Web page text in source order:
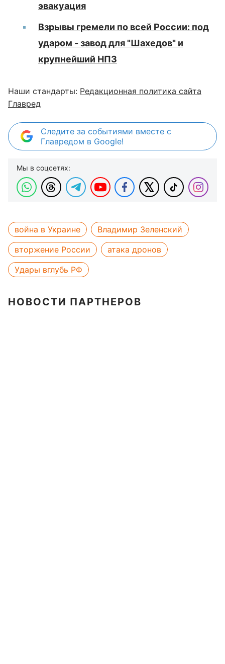
эвакуация
Взрывы гремели по всей России: под
ударом - завод для "Шахедов" и
крупнейший НПЗ
Наши стандарты: Редакционная политика сайта
Главред
Следите за событиями вместе с
Главредом в Google!
Мы в соцсетях:
война в Украине
Владимир Зеленский
вторжение России
атака дронов
Удары вглубь РФ
НОВОСТИ ПАРТНЕРОВ